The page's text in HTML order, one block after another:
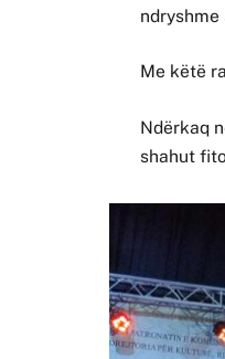
Me këtë
Ndërkaq
shahut